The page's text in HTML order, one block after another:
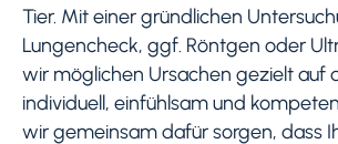
Tier. Mit einer gründlichen
Lungencheck, ggf. Röntgen oder
wir möglichen Ursachen gezielt auf
individuell, einfühlsam und
wir gemeinsam dafür sorgen, dass